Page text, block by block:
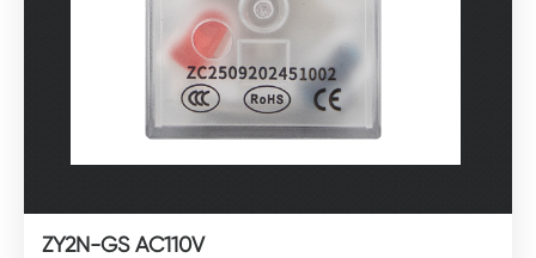
ZY2N-GS AC110V